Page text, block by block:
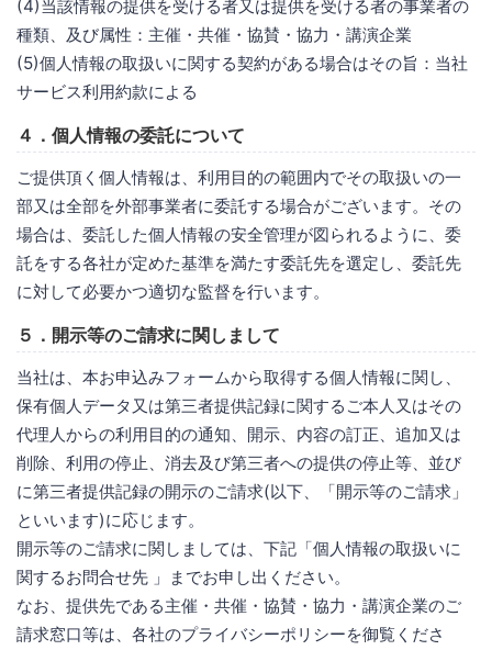
(4)当該情報の提供を受ける者又は提供を受ける者の事業者の
種類、及び属性：主催・共催・協賛・協力・講演企業
(5)個人情報の取扱いに関する契約がある場合はその旨：当社
サービス利用約款による
４．個人情報の委託について
ご提供頂く個人情報は、利用目的の範囲内でその取扱いの一
部又は全部を外部事業者に委託する場合がございます。その
場合は、委託した個人情報の安全管理が図られるように、委
託をする各社が定めた基準を満たす委託先を選定し、委託先
に対して必要かつ適切な監督を行います。
５．開示等のご請求に関しまして
当社は、本お申込みフォームから取得する個人情報に関し、
保有個人データ又は第三者提供記録に関するご本人又はその
代理人からの利用目的の通知、開示、内容の訂正、追加又は
削除、利用の停止、消去及び第三者への提供の停止等、並び
に第三者提供記録の開示のご請求(以下、「開示等のご請求」
といいます)に応じます。
開示等のご請求に関しましては、下記「個人情報の取扱いに
関するお問合せ先 」までお申し出ください。
なお、提供先である主催・共催・協賛・協力・講演企業のご
請求窓口等は、各社のプライバシーポリシーを御覧くださ